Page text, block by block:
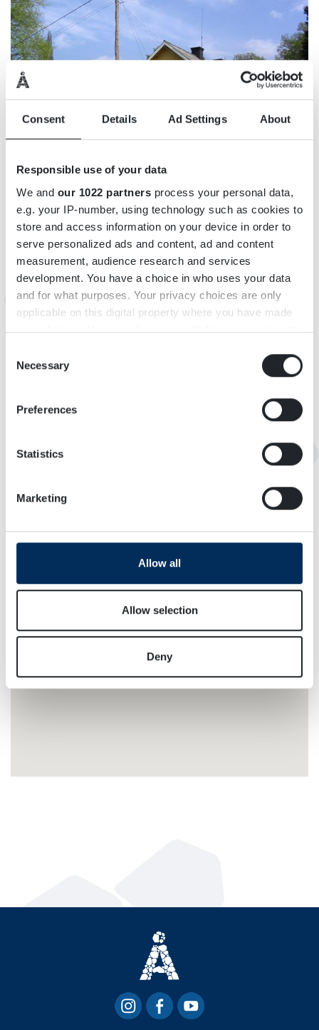
Consent Details Ad Settings About
Responsible use of your data
We and our 1022 partners process your personal data,
e.g. your IP-number, using technology such as cookies to
store and access information on your device in order to
serve personalized ads and content, ad and content
measurement, audience research and services
development. You have a choice in who uses your data
and for what purposes. Your privacy choices are only
applicable on this digital property where you have made
your choices. You can change or withdraw your consent
the Privacy trigger icon.
Collect information about your geographical
meters
Identify your device by actively scanning it for
Find out more about how your personal data is processed
We use cookies to personalise content and ads, to
We also share information about your use of our site with
our social media, advertising and analytics partners who
provided to them or that they’ve collected from your use
Selection
Necessary
Preferences
Statistics
Marketing
Allow all
Allow selection
Deny
INFORMATION
Adress: Kurrebo, 362 95 Urshult
https://www.instagram.com/kurrebo.sweden/